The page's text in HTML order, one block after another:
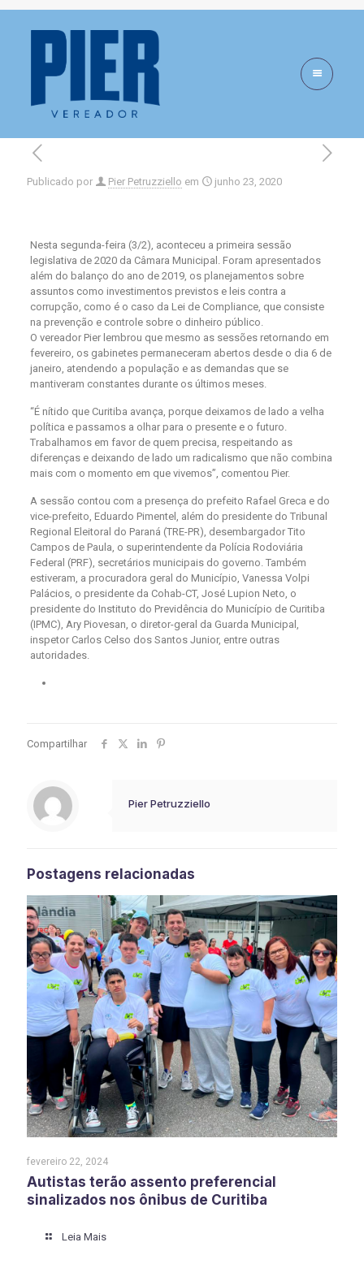
Iniciam as sessões
legislativas de 2020
Publicado por Pier Petruzziello em junho 23, 2020
Nesta segunda-feira (3/2), aconteceu a primeira sessão
legislativa de 2020 da Câmara Municipal. Foram apresentados
além do balanço do ano de 2019, os planejamentos sobre
assuntos como investimentos previstos e leis contra a
corrupção, como é o caso da Lei de Compliance, que consiste
na prevenção e controle sobre o dinheiro público.
O vereador Pier lembrou que mesmo as sessões retornando em
fevereiro, os gabinetes permaneceram abertos desde o dia 6 de
janeiro, atendendo a população e as demandas que se
mantiveram constantes durante os últimos meses.
“É nítido que Curitiba avança, porque deixamos de lado a velha
política e passamos a olhar para o presente e o futuro.
Trabalhamos em favor de quem precisa, respeitando as
diferenças e deixando de lado um radicalismo que não combina
mais com o momento em que vivemos”, comentou Pier.
A sessão contou com a presença do prefeito Rafael Greca e do
vice-prefeito, Eduardo Pimentel, além do presidente do Tribunal
Regional Eleitoral do Paraná (TRE-PR), desembargador Tito
Campos de Paula, o superintendente da Polícia Rodoviária
Federal (PRF), secretários municipais do governo. Também
estiveram, a procuradora geral do Município, Vanessa Volpi
Palácios, o presidente da Cohab-CT, José Lupion Neto, o
presidente do Instituto do Previdência do Município de Curitiba
(IPMC), Ary Piovesan, o diretor-geral da Guarda Municipal,
inspetor Carlos Celso dos Santos Junior, entre outras
autoridades.
Compartilhar
Pier Petruzziello
Postagens relacionadas
fevereiro 22, 2024
Autistas terão assento preferencial
sinalizados nos ônibus de Curitiba
Leia Mais